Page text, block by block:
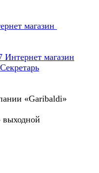
магазин
Интернет магазин
Секретарь
«Garibaldi»
выходной